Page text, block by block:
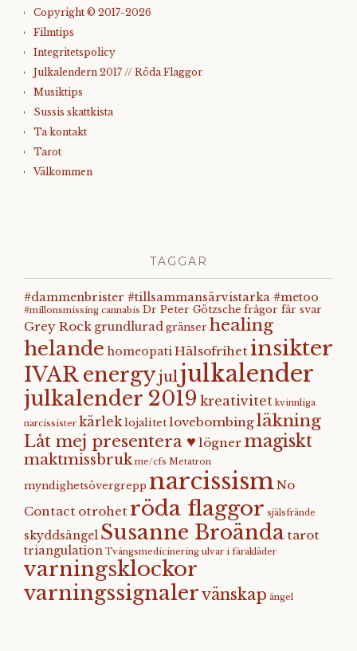
Copyright © 2017-2026
Filmtips
Integritetspolicy
Julkalendern 2017 // Röda Flaggor
Musiktips
Sussis skattkista
Ta kontakt
Tarot
Välkommen
TAGGAR
#dammenbrister #tillsammansärvistarka #metoo
#millonsmissing cannabis Dr Peter Götzsche frågor får svar
Grey Rock grundlurad gränser healing
helande homeopatiHälsofrihet insikter
IVAR energyjuljulkalender
julkalender 2019 kreativitet kvinnliga
narcissister kärlek lojalitet lovebombingläkning
Låt mej presentera ♥ lögner magiskt
maktmissbruk me/cfs Metatron
myndighetsövergrepp narcissismNo
Contact otrohet röda flaggor själsfrände
skyddsängel Susanne Broända tarot
triangulation Tvångsmedicinering ulvar i fårakläder
varningsklockor
varningssignalervänskap ängel